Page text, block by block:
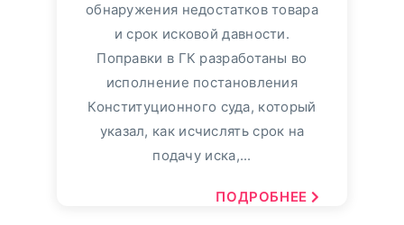
обнаружения недостатков товара
и срок исковой давности.
Поправки в ГК разработаны во
исполнение постановления
Конституционного суда, который
указал, как исчислять срок на
подачу иска,...
ПОДРОБНЕЕ